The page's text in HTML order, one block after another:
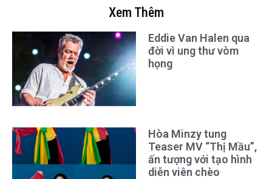
Xem Thêm
Eddie Van Halen qua
đời vì ung thư vòm
họng
Hòa Minzy tung
Teaser MV “Thị Mầu”,
ấn tượng với tạo hình
diễn viên chèo